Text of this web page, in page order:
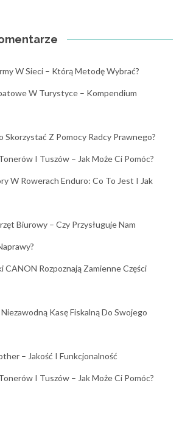
W Sieci – Którą Metodę Wybrać?
W Turystyce – Kompendium
Skorzystać Z Pomocy Radcy Prawnego?
I Tuszów – Jak Może Ci Pomóc?
W Rowerach Enduro: Co To Jest I Jak
Biurowy – Czy Przysługuje Nam
CANON Rozpoznają Zamienne Części
Niezawodną Kasę Fiskalną Do Swojego
– Jakość I Funkcjonalność
I Tuszów – Jak Może Ci Pomóc?